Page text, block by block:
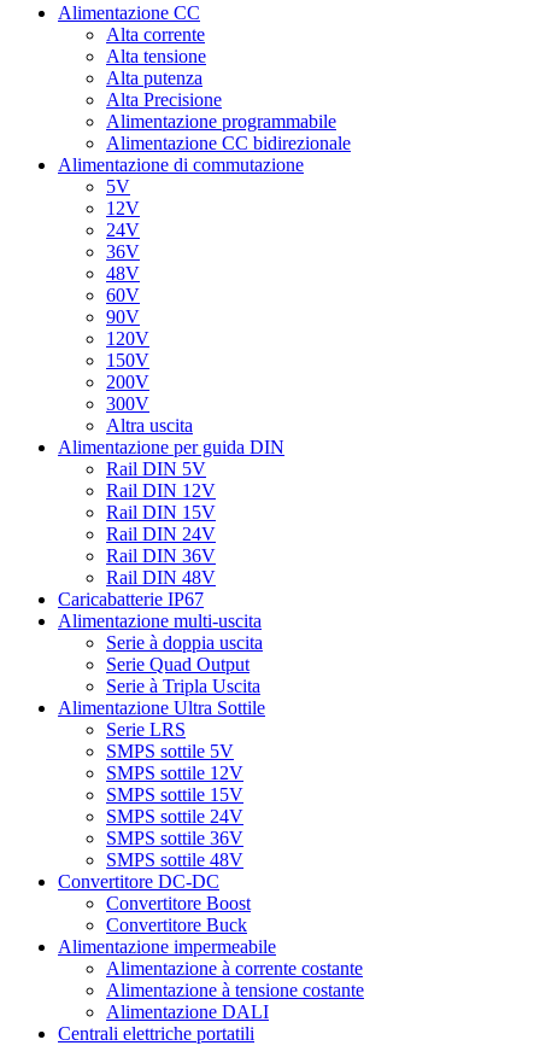
Alimentazione CC
Alta corrente
Alta tensione
Alta putenza
Alta Precisione
Alimentazione programmabile
Alimentazione CC bidirezionale
Alimentazione di commutazione
5V
12V
24V
36V
48V
60V
90V
120V
150V
200V
300V
Altra uscita
Alimentazione per guida DIN
Rail DIN 5V
Rail DIN 12V
Rail DIN 15V
Rail DIN 24V
Rail DIN 36V
Rail DIN 48V
Caricabatterie IP67
Alimentazione multi-uscita
Serie à doppia uscita
Serie Quad Output
Serie à Tripla Uscita
Alimentazione Ultra Sottile
Serie LRS
SMPS sottile 5V
SMPS sottile 12V
SMPS sottile 15V
SMPS sottile 24V
SMPS sottile 36V
SMPS sottile 48V
Convertitore DC-DC
Convertitore Boost
Convertitore Buck
Alimentazione impermeabile
Alimentazione à corrente costante
Alimentazione à tensione costante
Alimentazione DALI
Centrali elettriche portatili